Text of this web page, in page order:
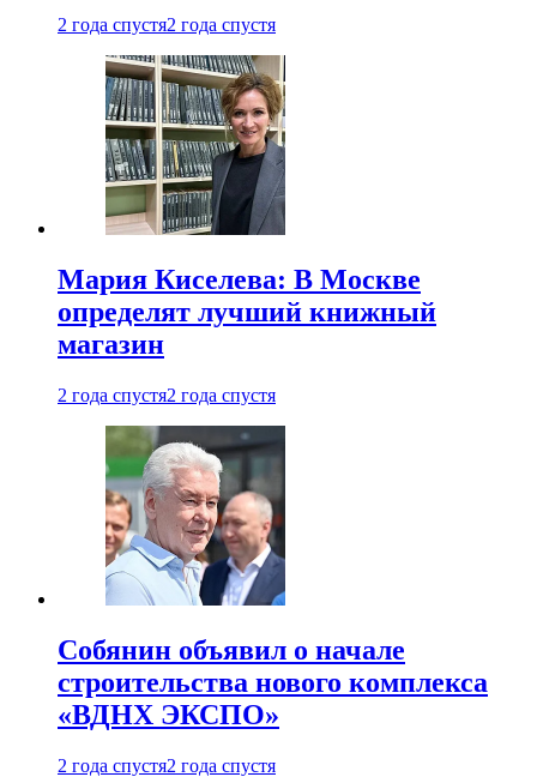
2 года спустя2 года спустя
Мария Киселева: В Москве
определят лучший книжный
магазин
2 года спустя2 года спустя
Собянин объявил о начале
строительства нового комплекса
«ВДНХ ЭКСПО»
2 года спустя2 года спустя